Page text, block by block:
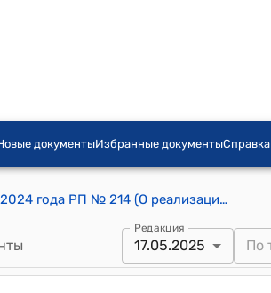
документыИзбранные документыСправка
Распоряжение Президента КР от 18 сентября 2024 года РП № 214 (О реализации государственной жилищной программы Кыргызской Республики "Менин уйум")
Редакция
17.05.2025